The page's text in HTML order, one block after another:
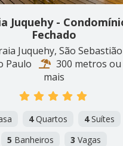
Juquehy -
Fechado
Juquehy, São
Paulo
300 metros ou
mais
4Quartos 4Suítes
5 Banheiros 3 Vagas